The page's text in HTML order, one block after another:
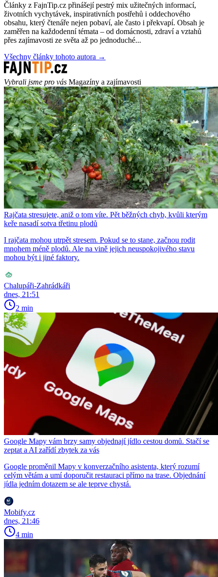
Články z FajnTip.cz přinášejí pestrý mix užitečných informací,
životních vychytávek, inspirativních postřehů i oddechového
obsahu, který čtenáře nejen pobaví, ale často i překvapí. Obsah je
zaměřen na každodenní témata – od domácnosti, zdraví a vztahů
přes zajímavosti ze světa až po jednoduché...
Všechny články tohoto autora →
Vybrali jsme pro vás Magazíny a zajímavosti
Rajčata stresujete, aniž o tom víte. Pět běžných chyb, kvůli kterým
keře nasadí sotva třetinu plodů
I rajčata mohou utrpět stresem. Pokud se to stane, začnou rodit
mnohem méně plodů. Ale na vině jejich neuspokojivého stavu
mohou být i jiné faktory.
Chalupáři-Zahrádkáři
dnes, 21:51
2 min
Google Mapy vám brzy samy objednají jídlo cestou domů. Stačí se
zeptat a AI zařídí zbytek za vás
Google proměnil Mapy v konverzačního asistenta, který rozumí
celým větám a umí doporučit restauraci přímo na trase. Objednání
jídla jedním dotazem se ale teprve chystá.
Mobify.cz
dnes, 21:46
4 min